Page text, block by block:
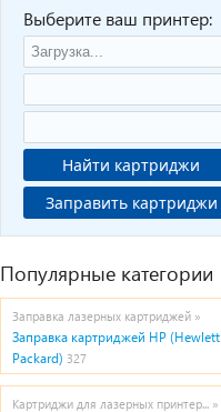
Выберите ваш принтер:
Найти картриджи
Заправить картриджи
Популярные категории
Заправка лазерных картриджей »
Заправка картриджей HP (Hewlett
Packard) 327
Картриджи для лазерных принтер... »